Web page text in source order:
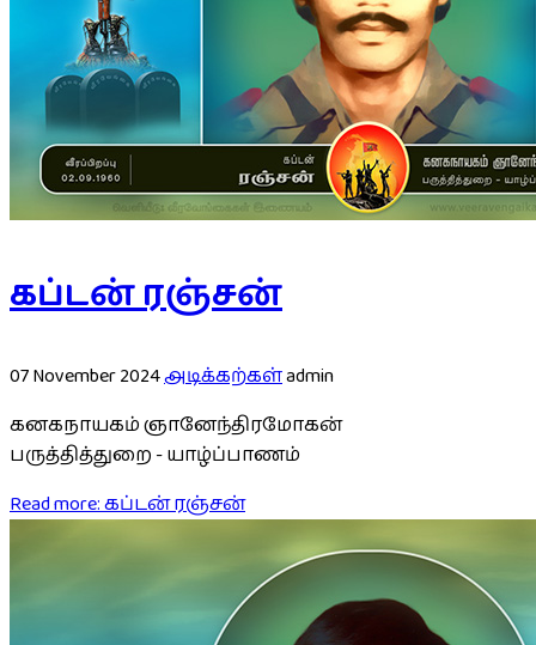
கப்டன் ரஞ்சன்
07 November 2024அடிக்கற்கள்admin
கனகநாயகம் ஞானேந்திரமோகன்
பருத்தித்துறை - யாழ்ப்பாணம்
Read more: கப்டன் ரஞ்சன்